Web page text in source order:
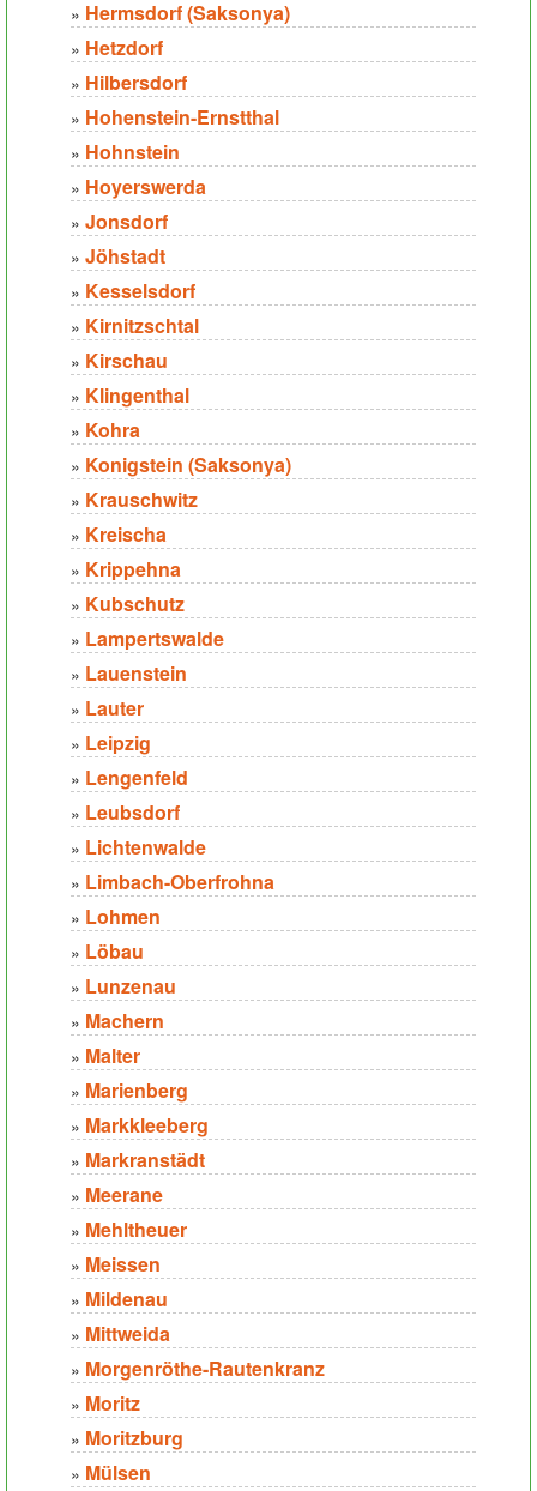
» Hermsdorf (Saksonya)
» Hetzdorf
» Hilbersdorf
» Hohenstein-Ernstthal
» Hohnstein
» Hoyerswerda
» Jonsdorf
» Jöhstadt
» Kesselsdorf
» Kirnitzschtal
» Kirschau
» Klingenthal
» Kohra
» Konigstein (Saksonya)
» Krauschwitz
» Kreischa
» Krippehna
» Kubschutz
» Lampertswalde
» Lauenstein
» Lauter
» Leipzig
» Lengenfeld
» Leubsdorf
» Lichtenwalde
» Limbach-Oberfrohna
» Lohmen
» Löbau
» Lunzenau
» Machern
» Malter
» Marienberg
» Markkleeberg
» Markranstädt
» Meerane
» Mehltheuer
» Meissen
» Mildenau
» Mittweida
» Morgenröthe-Rautenkranz
» Moritz
» Moritzburg
» Mülsen